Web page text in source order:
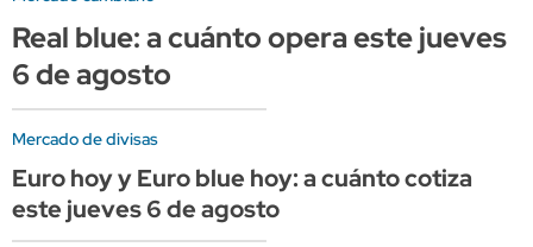
Real blue: a cuánto opera este jueves
6 de agosto
Mercado de divisas
Euro hoy y Euro blue hoy: a cuánto cotiza
este jueves 6 de agosto